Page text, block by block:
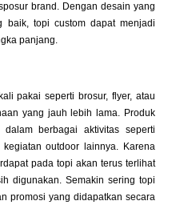
brand. Dengan desain yang
baik, topi custom dapat menjadi
panjang.
pakai seperti brosur, flyer, atau
yang jauh lebih lama. Produk
berbagai aktivitas seperti
outdoor lainnya. Karena
pada topi akan terus terlihat
digunakan. Semakin sering topi
promosi yang didapatkan secara